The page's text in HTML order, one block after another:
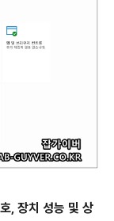
, 장치 성능 및 상